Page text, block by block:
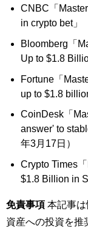
CNBC「
in crypto bet」
Bloomberg「
Up to $1.8
Fortune「
up to $1.8
CoinDesk「
answer' to
年3月17日）
Crypto Times
$1.8 Billion in
免責事項 本記事
資産への投資を推